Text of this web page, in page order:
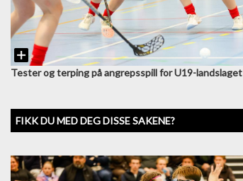
Tester og terping på angrepsspill for U19-landslaget
FIKK DU MED DEG DISSE SAKENE?